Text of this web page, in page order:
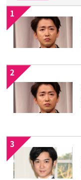
1
2
3